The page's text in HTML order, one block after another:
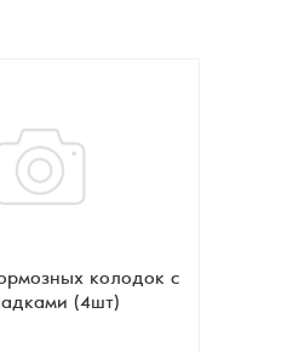
колодок c
(4шт)